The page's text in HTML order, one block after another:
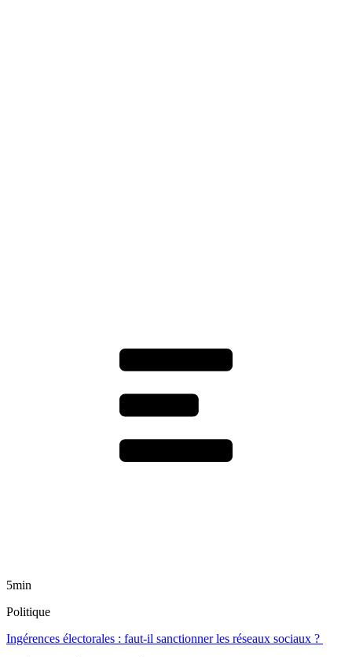
5min
Politique
Ingérences électorales : faut-il sanctionner les réseaux sociaux ?